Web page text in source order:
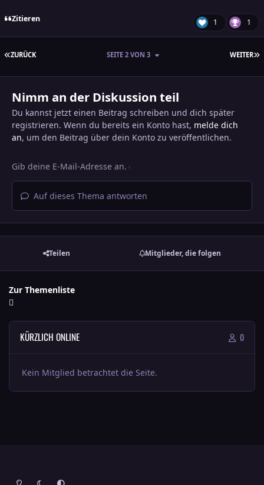
Zitieren 1 1
ERSTE SEITE
ZURÜCK WEITER
SEITE 2 VON 3
Nimm an der Diskussion teil
Du kannst jetzt einen Beitrag schreiben und dich später
registrieren. Wenn du bereits ein Konto hast, melde dich
an, um den Beitrag über dein Konto zu veröffentlichen.
Auf dieses Thema antworten
Teilen Mitglieder, die folgen
Zur Themenliste
KÜRZLICH ONLINE 0
Kein Mitglied betrachtet die Seite.
Heller ModusDunkler ModusSystemeinstellung